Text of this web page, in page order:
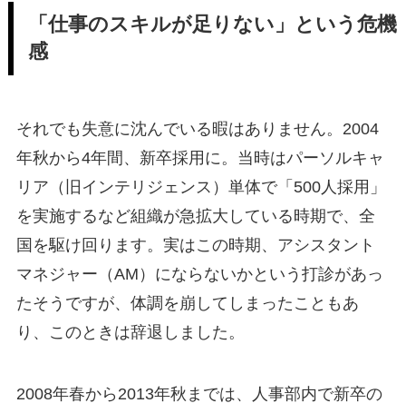
「仕事のスキルが足りない」という危機
感
それでも失意に沈んでいる暇はありません。2004
年秋から4年間、新卒採用に。当時はパーソルキャ
リア（旧インテリジェンス）単体で「500人採用」
を実施するなど組織が急拡大している時期で、全
国を駆け回ります。実はこの時期、アシスタント
マネジャー（AM）にならないかという打診があっ
たそうですが、体調を崩してしまったこともあ
り、このときは辞退しました。
2008年春から2013年秋までは、人事部内で新卒の